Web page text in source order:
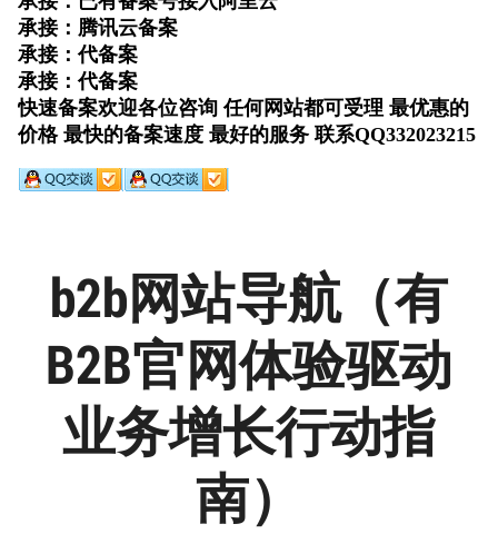
b2b网站导航（有
B2B官网体验驱动
业务增长行动指
南）